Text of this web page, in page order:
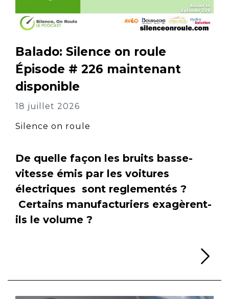
Balado: Silence on roule
Épisode # 226 maintenant
disponible
18 juillet 2026
Silence on roule
De quelle façon les bruits basse-
vitesse émis par les voitures
électriques sont reglementés ?
Certains manufacturiers exagèrent-
ils le volume ?